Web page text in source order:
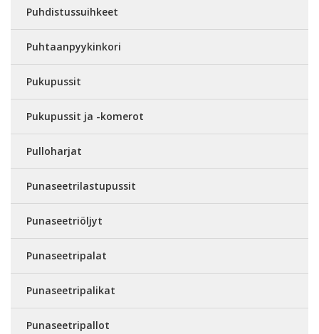
Puhdistussuihkeet
Puhtaanpyykinkori
Pukupussit
Pukupussit ja -komerot
Pulloharjat
Punaseetrilastupussit
Punaseetriöljyt
Punaseetripalat
Punaseetripalikat
Punaseetripallot